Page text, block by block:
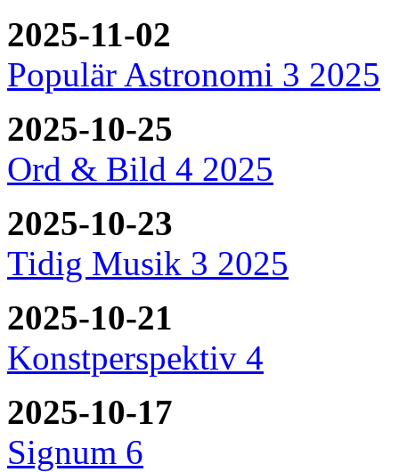
2025-11-02
Populär Astronomi 3 2025
2025-10-25
Ord & Bild 4 2025
2025-10-23
Tidig Musik 3 2025
2025-10-21
Konstperspektiv 4
2025-10-17
Signum 6